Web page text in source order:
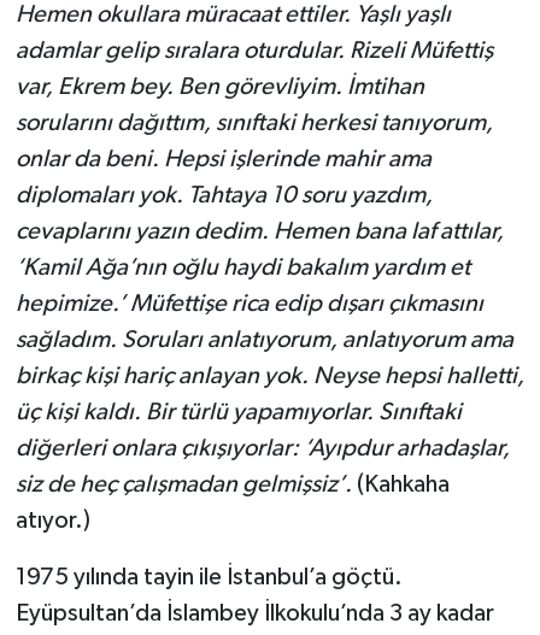
Hemen okullara müracaat ettiler. Yaşlı yaşlı
adamlar gelip sıralara oturdular. Rizeli Müfettiş
var, Ekrem bey. Ben görevliyim. İmtihan
sorularını dağıttım, sınıftaki herkesi tanıyorum,
onlar da beni. Hepsi işlerinde mahir ama
diplomaları yok. Tahtaya 10 soru yazdım,
cevaplarını yazın dedim. Hemen bana laf attılar,
‘Kamil Ağa’nın oğlu haydi bakalım yardım et
hepimize.’ Müfettişe rica edip dışarı çıkmasını
sağladım. Soruları anlatıyorum, anlatıyorum ama
birkaç kişi hariç anlayan yok. Neyse hepsi halletti,
üç kişi kaldı. Bir türlü yapamıyorlar. Sınıftaki
diğerleri onlara çıkışıyorlar: ‘Ayıpdur arhadaşlar,
siz de heç çalışmadan gelmişsiz’. (Kahkaha
atıyor.)
1975 yılında tayin ile İstanbul’a göçtü.
Eyüpsultan’da İslambey İlkokulu’nda 3 ay kadar